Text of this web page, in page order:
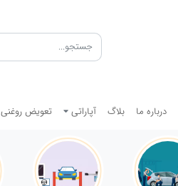
درباره ما بلاگ آپاراتی تعویض روغنی